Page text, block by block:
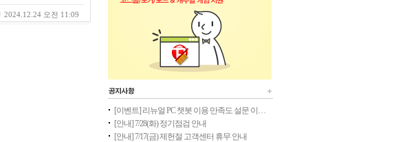
2024.12.24 오전 11:09
[이벤트] 리뉴얼 PC 챗봇 이용 만족도 설문 이벤트(종료)
[안내] 7/28(화) 정기점검 안내
[안내] 7/17(금) 제헌절 고객센터 휴무 안내